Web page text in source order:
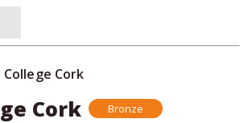
College Cork
Cork Bronze